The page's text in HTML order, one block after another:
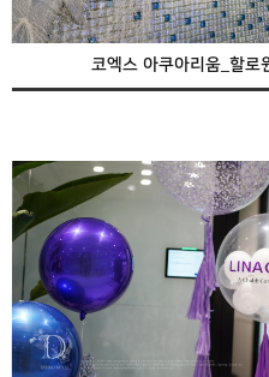
코엑스 아쿠아리움_할로